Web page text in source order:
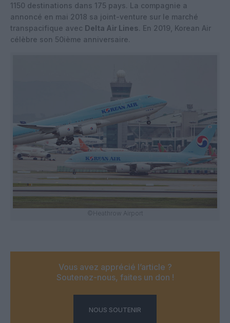
1150 destinations dans 175 pays. La compagnie a
annoncé en mai 2018 sa joint-venture sur le marché
transpacifique avec Delta Air Lines. En 2019, Korean Air
célèbre son 50ième anniversaire.
©Heathrow Airport
Vous avez apprécié l’article ?
Soutenez-nous, faites un don !
NOUS SOUTENIR